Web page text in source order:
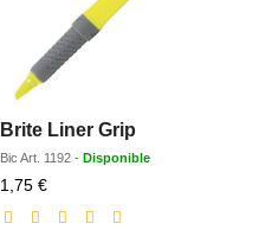
Brite Liner Grip
Bic Art. 1192 - Disponible
1,75 €Prix
réduit